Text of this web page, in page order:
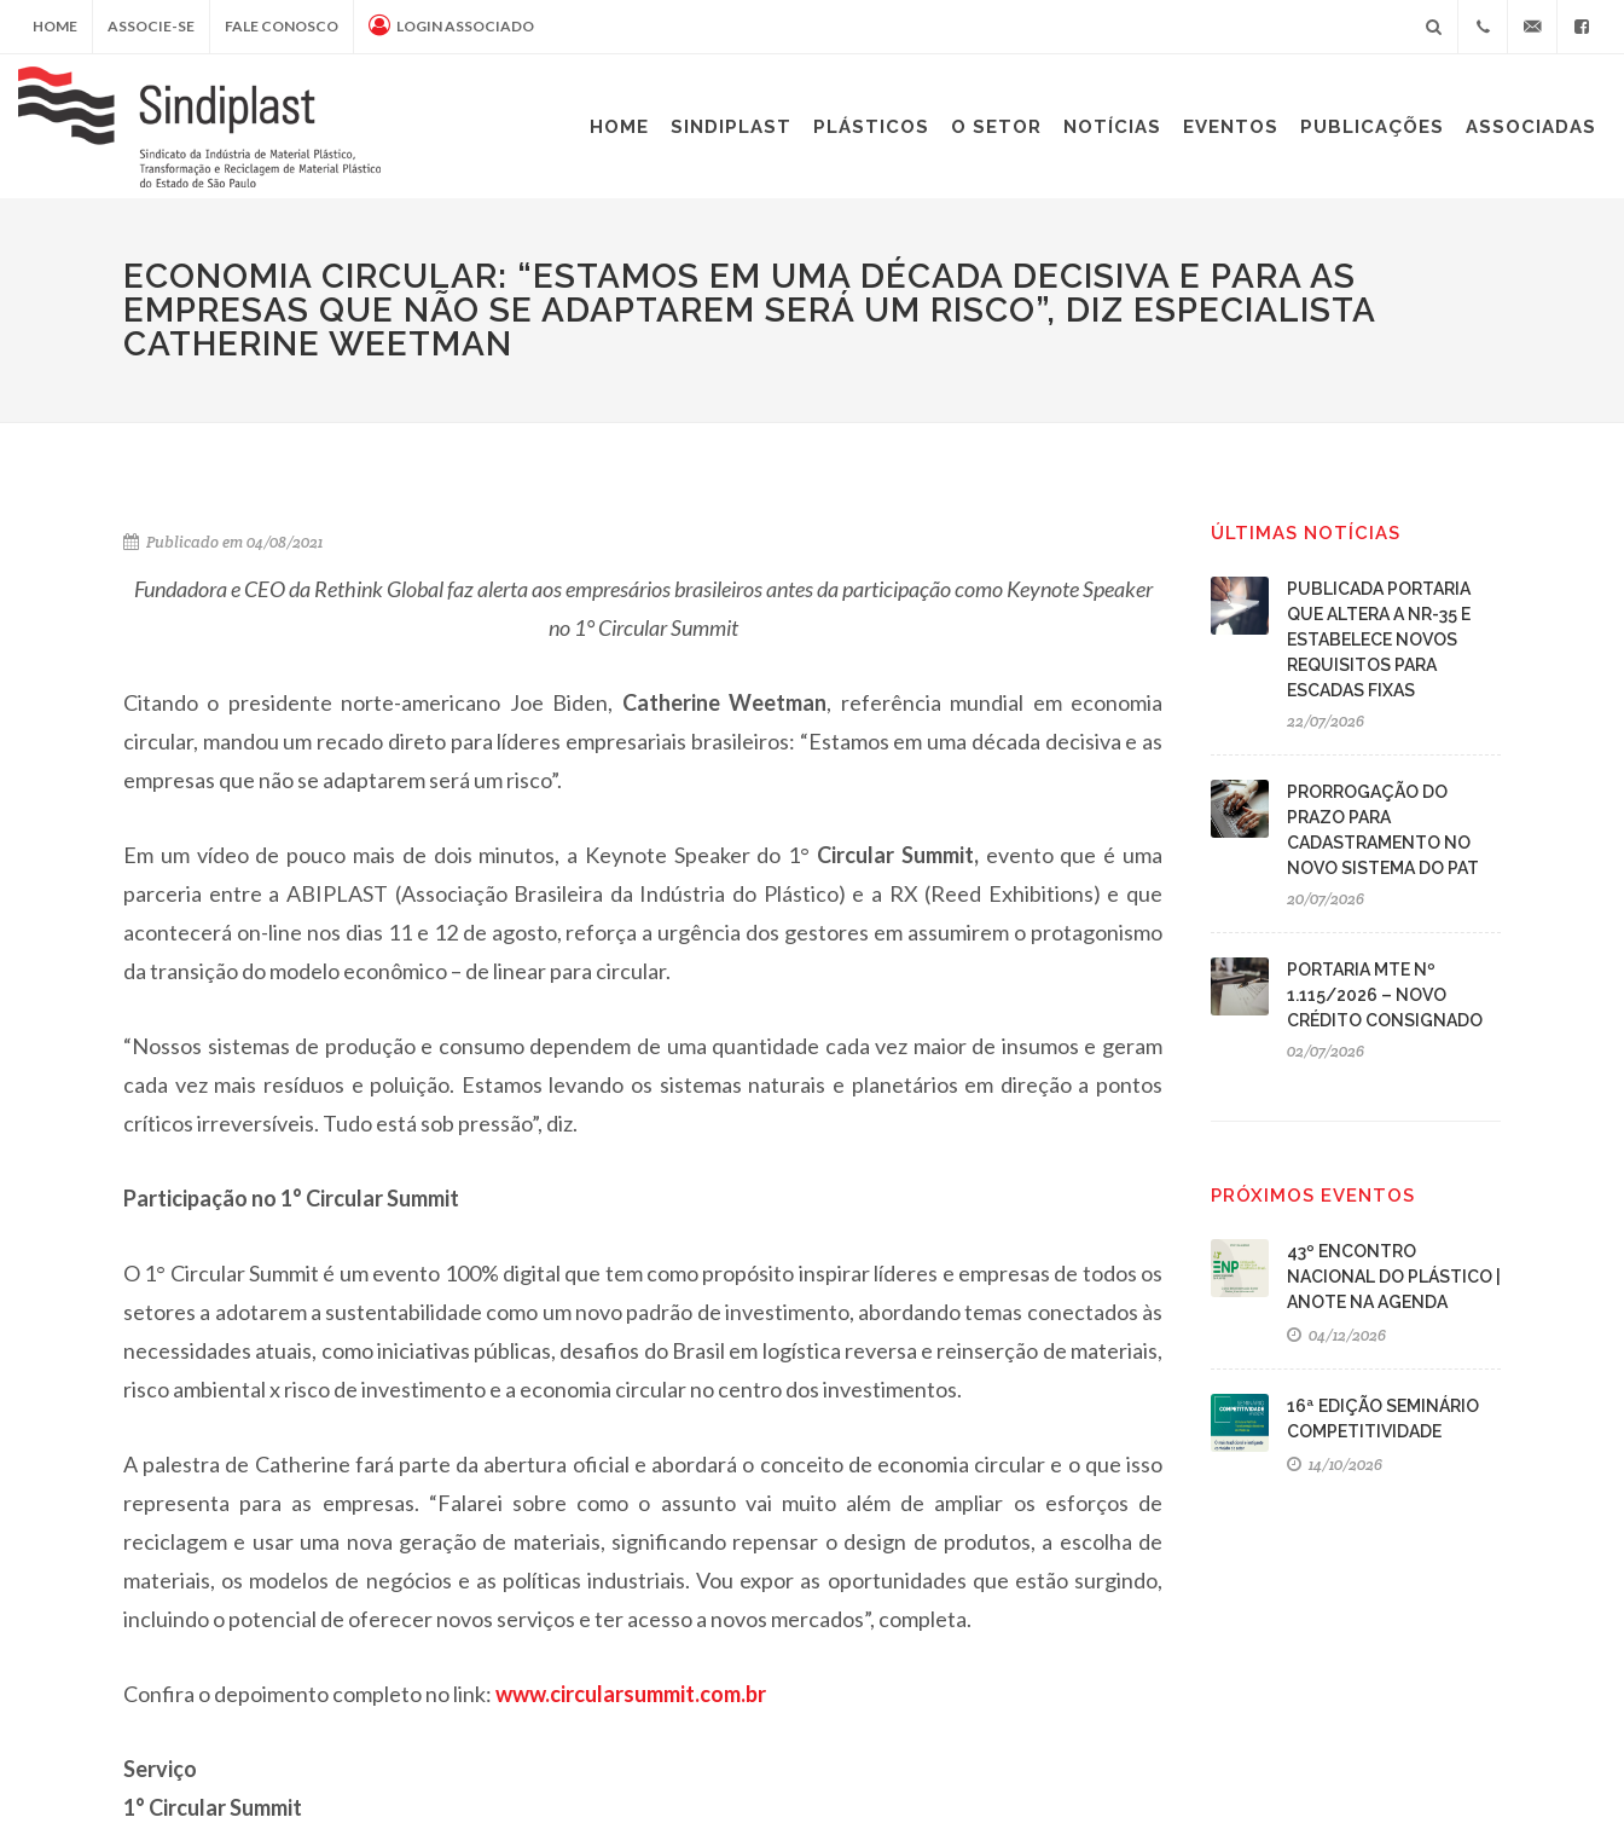
HOME ASSOCIE-SE FALE CONOSCO LOGIN ASSOCIADO
3060-
HOME SINDIPLAST PLÁSTICOS O SETOR NOTÍCIAS EVENTOS PUBLICAÇÕES ASSOCIADAS
ECONOMIA CIRCULAR: “ESTAMOS EM UMA DÉCADA DECISIVA E PARA AS
EMPRESAS QUE NÃO SE ADAPTAREM SERÁ UM RISCO”, DIZ ESPECIALISTA
CATHERINE WEETMAN
Publicado em 04/08/2021
Fundadora e CEO da Rethink Global faz alerta aos empresários brasileiros antes da participação como Keynote Speaker
no 1° Circular Summit
Citando o presidente norte-americano Joe Biden, Catherine Weetman, referência mundial em economia
circular, mandou um recado direto para líderes empresariais brasileiros: “Estamos em uma década decisiva e as
empresas que não se adaptarem será um risco”.
Em um vídeo de pouco mais de dois minutos, a Keynote Speaker do 1° Circular Summit,evento que é uma
parceria entre a ABIPLAST (Associação Brasileira da Indústria do Plástico) e a RX (Reed Exhibitions) e que
acontecerá on-line nos dias 11 e 12 de agosto, reforça a urgência dos gestores em assumirem o protagonismo
da transição do modelo econômico – de linear para circular.
“Nossos sistemas de produção e consumo dependem de uma quantidade cada vez maior de insumos e geram
cada vez mais resíduos e poluição. Estamos levando os sistemas naturais e planetários em direção a pontos
críticos irreversíveis. Tudo está sob pressão”, diz.
Participação no 1° Circular Summit
O 1° Circular Summit é um evento 100% digital que tem como propósito inspirar líderes e empresas de todos os
setores a adotarem a sustentabilidade como um novo padrão de investimento, abordando temas conectados às
necessidades atuais, como iniciativas públicas, desafios do Brasil em logística reversa e reinserção de materiais,
risco ambiental x risco de investimento e a economia circular no centro dos investimentos.
A palestra de Catherine fará parte da abertura oficial e abordará o conceito de economia circular e o que isso
representa para as empresas. “Falarei sobre como o assunto vai muito além de ampliar os esforços de
reciclagem e usar uma nova geração de materiais, significando repensar o design de produtos, a escolha de
materiais, os modelos de negócios e as políticas industriais. Vou expor as oportunidades que estão surgindo,
incluindo o potencial de oferecer novos serviços e ter acesso a novos mercados”, completa.
Confira o depoimento completo no link:www.circularsummit.com.br
Serviço
1° Circular Summit
ÚLTIMAS NOTÍCIAS
PUBLICADA PORTARIA
QUE ALTERA A NR-35 E
ESTABELECE NOVOS
REQUISITOS PARA
ESCADAS FIXAS
22/07/2026
PRORROGAÇÃO DO
PRAZO PARA
CADASTRAMENTO NO
NOVO SISTEMA DO PAT
20/07/2026
PORTARIA MTE Nº
1.115/2026 – NOVO
CRÉDITO CONSIGNADO
02/07/2026
PRÓXIMOS EVENTOS
43º ENCONTRO
NACIONAL DO PLÁSTICO |
ANOTE NA AGENDA
04/12/2026
16ª EDIÇÃO SEMINÁRIO
COMPETITIVIDADE
14/10/2026